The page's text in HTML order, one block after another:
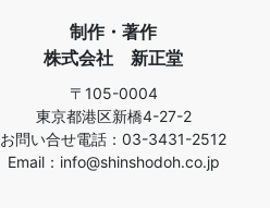
制作・著作
株式会社 新正堂
〒105-0004
東京都港区新橋4-27-2
お問い合せ電話：03-3431-2512
Email：info@shinshodoh.co.jp